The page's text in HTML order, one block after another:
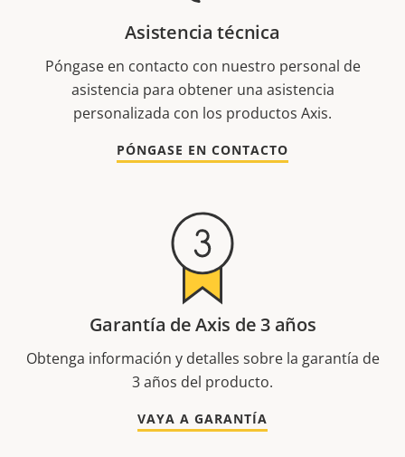
Asistencia técnica
Póngase en contacto con nuestro personal de
asistencia para obtener una asistencia
personalizada con los productos Axis.
PÓNGASE EN CONTACTO
Garantía de Axis de 3 años
Obtenga información y detalles sobre la garantía de
3 años del producto.
VAYA A GARANTÍA